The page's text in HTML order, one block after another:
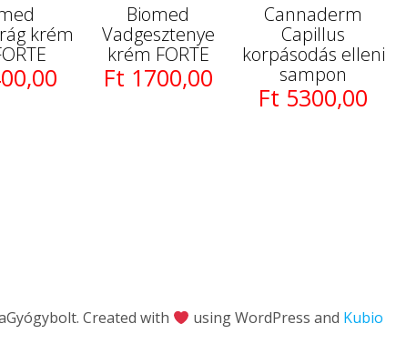
krém
Biomed
Vadgesztenye
krém FORTE
Ft 1700,00
Cannaderm
Capillus
korpásodás elleni
sampon
Ft 5300,00
Created with using WordPress and Kubio